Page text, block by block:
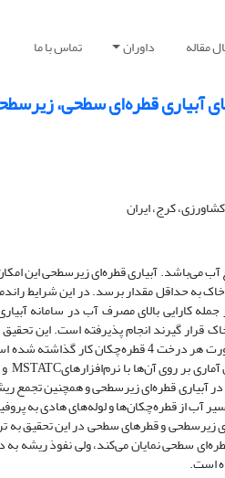
مقاله داوران تماس با ما
آبیاری قطره‌ای سطحی،
کرج، ایران
می‌باشد. آبیاری قطره‌ای زیرسطحی این
به حداقل مقدار برسد. در این شرایط
کارایی بالای مصرف آب در سامانه
زردآلو در باغ معاونت آب و خاک وزارت جهاد کشاورزی در کرج انجام شده و در
آبیاری قطره‌ای زیرسطحی و همچنین تجمع
آب از قطره‌چکان‌ها و لوله‌های هادی به
سطحی نمایان می‌کند، ولی نفوذ ریشه
است.